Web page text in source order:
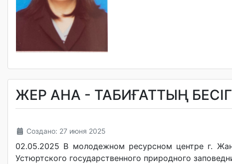
ЖЕР АНА - ТАБИҒАТТЫҢ
Создано: 27 июня 2025
02.05.2025 В молодежном ресурсном центре г.
Устюртского государственного природного